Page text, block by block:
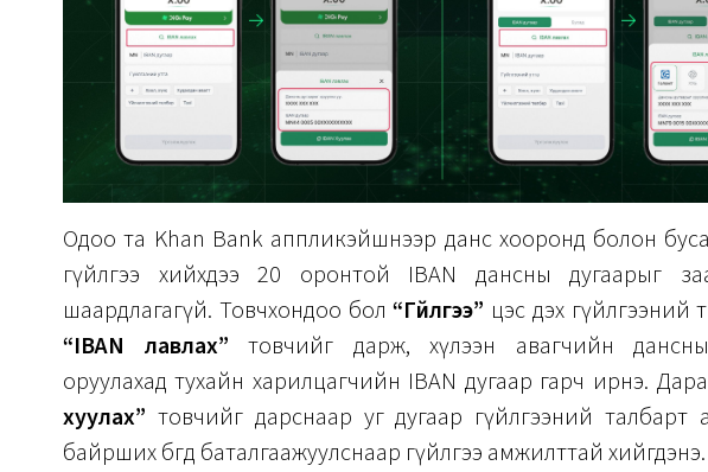
Одоо та Khan Bank аппликэйшнээр данс хооронд болон
гүйлгээ хийхдээ 20 оронтой IBAN дансны дугаарыг
шаардлагагүй. Товчхондоо бол“Гүйлгээ” цэс дэх гүйлгээний
“IBAN лавлах” товчийг дарж, хүлээн авагчийн
оруулахад тухайн харилцагчийн IBAN дугаар гарч ирнэ.
хуулах” товчийг дарснаар уг дугаар гүйлгээний талбарт
байрших бөгөөд баталгаажуулснаар гүйлгээ амжилттай хийгдэнэ.